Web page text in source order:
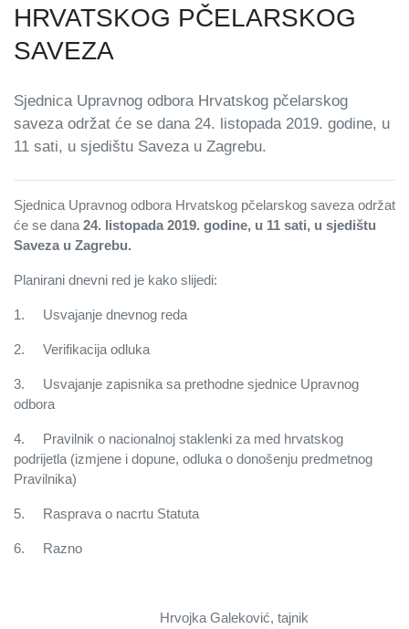
HRVATSKOG PČELARSKOG
SAVEZA
Sjednica Upravnog odbora Hrvatskog pčelarskog
saveza održat će se dana 24. listopada 2019. godine, u
11 sati, u sjedištu Saveza u Zagrebu.
Sjednica Upravnog odbora Hrvatskog pčelarskog saveza održat
će se dana 24. listopada 2019. godine, u 11 sati, u sjedištu
Saveza u Zagrebu.
Planirani dnevni red je kako slijedi:
1. Usvajanje dnevnog reda
2. Verifikacija odluka
3.
Usvajanje zapisnika sa prethodne sjednice Upravnog
odbora
4.
Pravilnik o nacionalnoj staklenki za med hrvatskog
podrijetla (izmjene i dopune, odluka o donošenju predmetnog
Pravilnika)
5. Rasprava o nacrtu Statuta
6. Razno
Hrvojka Galeković, tajnik